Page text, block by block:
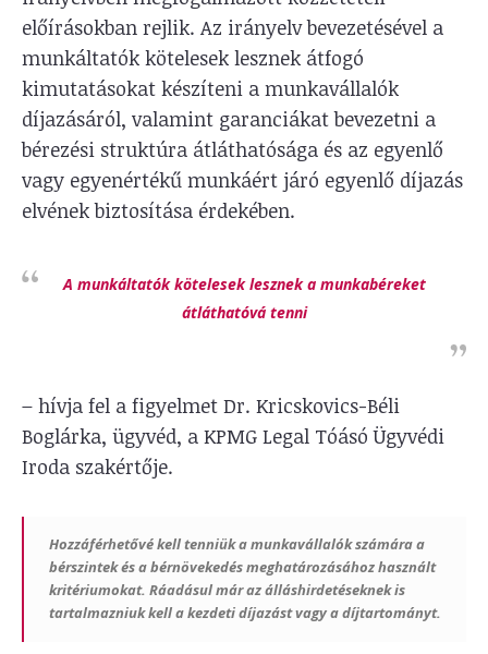
előírásokban rejlik. Az irányelv bevezetésével a
munkáltatók kötelesek lesznek átfogó
kimutatásokat készíteni a munkavállalók
díjazásáról, valamint garanciákat bevezetni a
bérezési struktúra átláthatósága és az egyenlő
vagy egyenértékű munkáért járó egyenlő díjazás
elvének biztosítása érdekében.
A munkáltatók kötelesek lesznek a munkabéreket
átláthatóvá tenni
– hívja fel a figyelmet Dr. Kricskovics-Béli
Boglárka, ügyvéd, a KPMG Legal Tóásó Ügyvédi
Iroda szakértője.
Hozzáférhetővé kell tenniük a munkavállalók számára a
bérszintek és a bérnövekedés meghatározásához használt
kritériumokat. Ráadásul már az álláshirdetéseknek is
tartalmazniuk kell a kezdeti díjazást vagy a díjtartományt.